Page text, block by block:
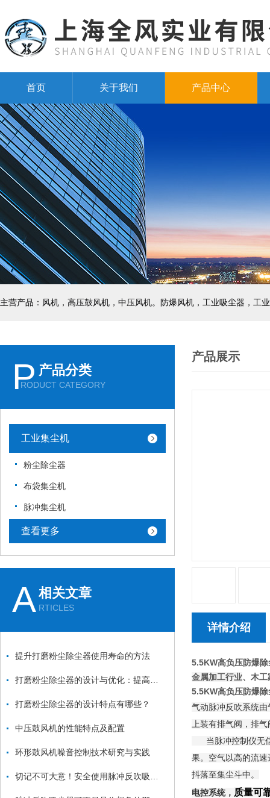
首页 关于我们 产品中心
主营产品：风机，高压鼓风机，中压风机。防爆风机，工业吸尘器，工
P 产品分类
RODUCT CATEGORY
工业集尘机
粉尘除尘器
布袋集尘机
脉冲集尘机
查看更多
A相关文章
RTICLES
提升打磨粉尘除尘器使用寿命的方法
打磨粉尘除尘器的设计特点有哪些？
中压鼓风机的性能特点及配置
环形鼓风机噪音控制技术研究与实践
产品展示
详情介绍
5.5KW高负压防爆除
金属加工行业、木
5.5KW高负压防爆除
气动脉冲反吹系统
上装有排气阀，排
当脉冲控制仪无信
果。空气以高的流
抖落至集尘斗中。
电控系统， 质量可